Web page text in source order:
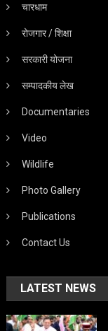
चारधाम
रोजगार / शिक्षा
सरकारी योजना
सम्पादकीय लेख
Documentaries
Video
Wildlife
Photo Gallery
Publications
Contact Us
LATEST NEWS